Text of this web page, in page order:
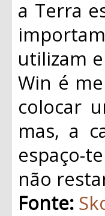
a Terra
utilizam
Win é
colocar
mas, a
espaço-
não
Fonte: